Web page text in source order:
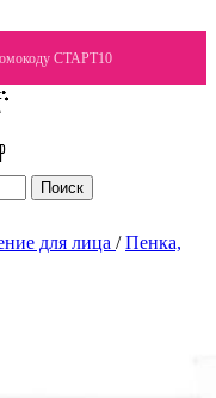
СТАРТ10
Поиск
для лица / Пенка,